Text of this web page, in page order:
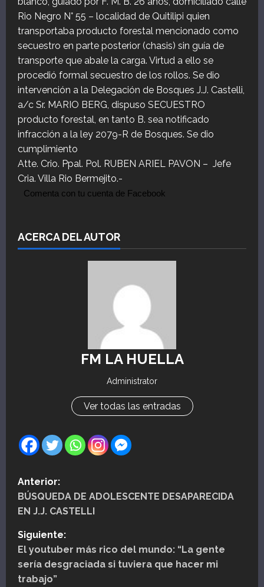
Rio Negro N° 55 – localidad de Quitilipi quien
transportaba producto forestal mencionado como
secuestro en parte posterior (chasis) sin guía de
transporte que abale la carga. Virtud a ello se
procedió formal secuestro de los rollos. Se dio
intervención a la Delegación de Bosques J.J. Castelli,
a/c Sr. MARIO BERG, dispuso SECUESTRO
producto forestal, en tanto B. sea notificado
infracción a la ley 2079-R de Bosques. Se dio
cumplimiento
Atte. Crio. Ppal. Pol. RUBEN ARIEL PAVON – Jefe
Cria. Villa Rio Bermejito.-
Comenta con tu cuenta de Facebook
ACERCA DEL AUTOR
FM LA HUELLA
Administrator
Ver todas las entradas
N
a
v
e
g
Anterior:
BÚSQUEDA DE ADOLESCENTE DESAPARECIDA
EN J.J. CASTELLI
Siguiente:
El youtuber más rico del mundo: “La gente
sería desgraciada si tuviera que hacer mi
trabajo”